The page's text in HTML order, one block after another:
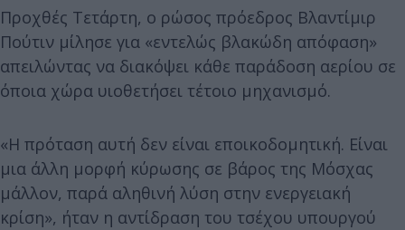
Προχθές Τετάρτη, ο ρώσος πρόεδρος Βλαντίμιρ
Πούτιν μίλησε για «εντελώς βλακώδη απόφαση»
απειλώντας να διακόψει κάθε παράδοση αερίου σε
όποια χώρα υιοθετήσει τέτοιο μηχανισμό.
«Η πρόταση αυτή δεν είναι εποικοδομητική. Είναι
μια άλλη μορφή κύρωσης σε βάρος της Μόσχας
μάλλον, παρά αληθινή λύση στην ενεργειακή
κρίση», ήταν η αντίδραση του τσέχου υπουργού